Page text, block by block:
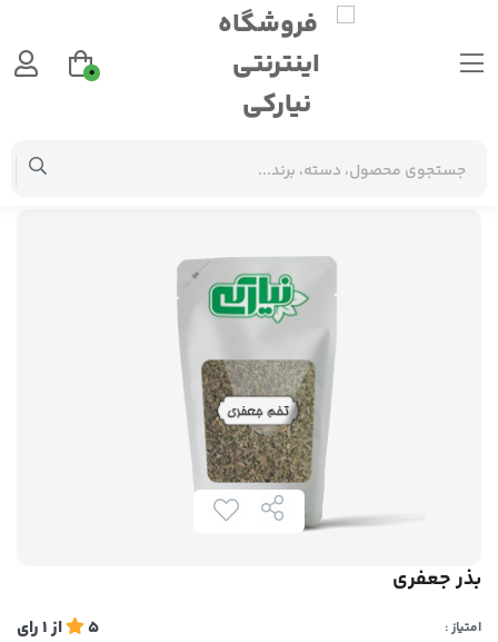
گیاهان دارویی بذر جعفری
بذر جعفری
امتیاز : 5 از1رای
0